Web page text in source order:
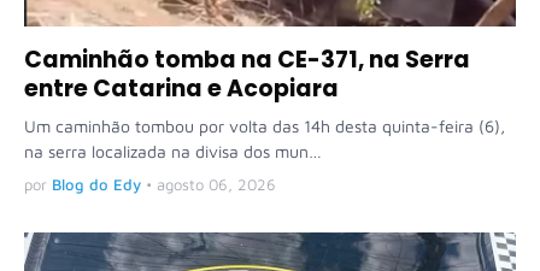
Caminhão tomba na CE-371, na Serra
entre Catarina e Acopiara
Um caminhão tombou por volta das 14h desta quinta-feira (6),
na serra localizada na divisa dos mun…
por Blog do Edy • agosto 06, 2026